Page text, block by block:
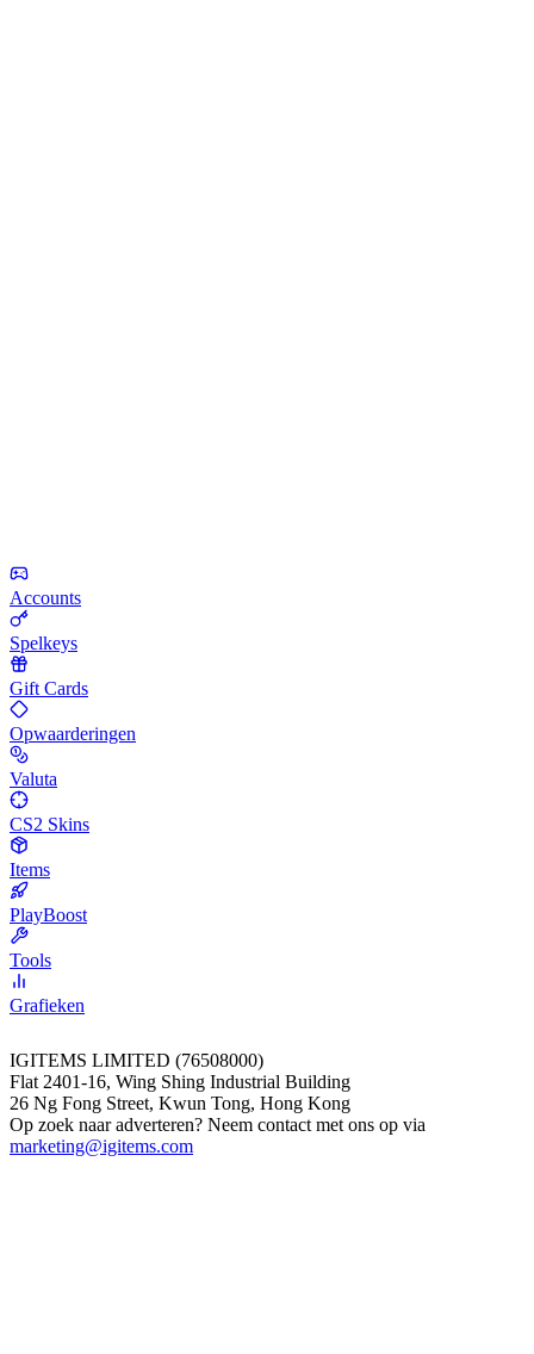
Accounts
Spelkeys
Gift Cards
Opwaarderingen
Valuta
CS2 Skins
Items
PlayBoost
Tools
Grafieken
IGITEMS LIMITED (76508000)
Flat 2401-16, Wing Shing Industrial Building
26 Ng Fong Street, Kwun Tong, Hong Kong
Op zoek naar adverteren? Neem contact met ons op via
marketing@igitems.com